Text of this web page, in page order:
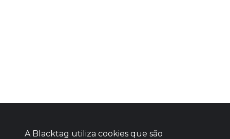
A Blacktag utiliza cookies que são